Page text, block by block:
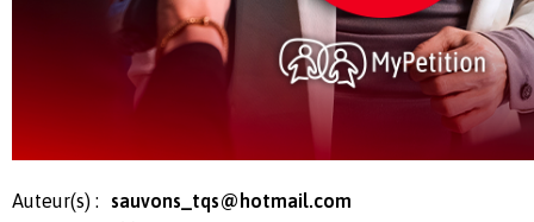
Auteur(s) :
sauvons_tqs@hotmail.com